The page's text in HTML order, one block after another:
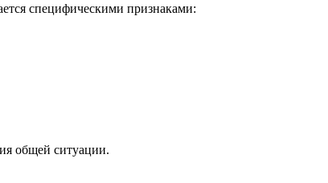
специфическими признаками:
общей ситуации.